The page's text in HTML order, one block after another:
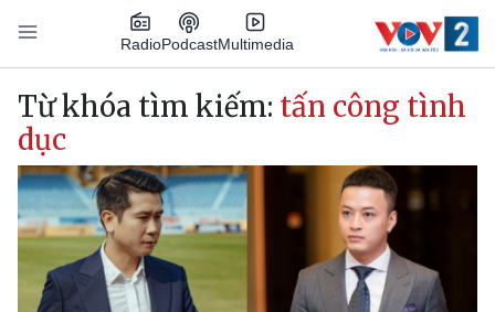
Nhảy đến nội dung
RadioPodcastMultimedia
Main navigation
Từ khóa tìm kiếm: tấn công tình
dục